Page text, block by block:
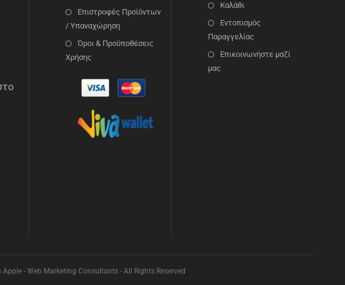
Επιστροφές Προϊόντων
/ Υπαναχώρηση
Όροι & Προϋποθέσεις
Χρήσης
Καλάθι
Εντοπισμός
Παραγγελίας
Επικοινωνήστε μαζί
μας
- Web Marketing Consultants - All Rights Reserved